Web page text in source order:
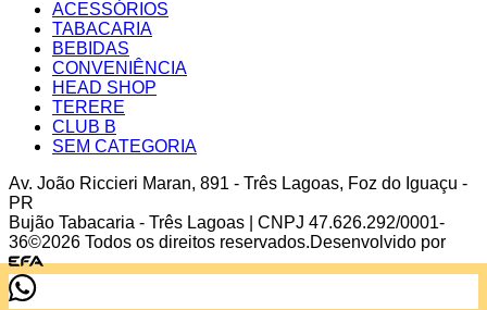
ACESSÓRIOS
TABACARIA
BEBIDAS
CONVENIÊNCIA
HEAD SHOP
TERERE
CLUB B
SEM CATEGORIA
Av. João Riccieri Maran, 891 - Três Lagoas, Foz do Iguaçu -
PR
Bujão Tabacaria - Três Lagoas | CNPJ 47.626.292/0001-
36©2026 Todos os direitos reservados.Desenvolvido por